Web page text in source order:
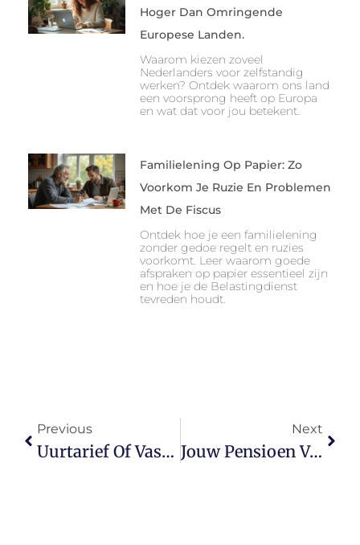
Hoger Dan Omringende
Europese Landen.
Waarom kiezen zoveel
Nederlanders voor zelfstandig
werken? Ontdek waarom ons land
een voorsprong heeft op Europa
en wat dat voor jou betekent.
Familielening Op Papier: Zo
Voorkom Je Ruzie En Problemen
Met De Fiscus
Ontdek hoe je een familielening
zonder gedoe regelt en ruzies
voorkomt. Leer waarom goede
afspraken op papier essentieel zijn
en hoe je de Belastingdienst
tevreden houdt.
Previous
Uurtarief Of Vast Bedrag Kiezen? Dit Zijn De Voor- En Nadelen Voor Zzp’ers
Next
Jouw Pensioen Verdelen Bij Scheiding: Wat Moet Je Weten?